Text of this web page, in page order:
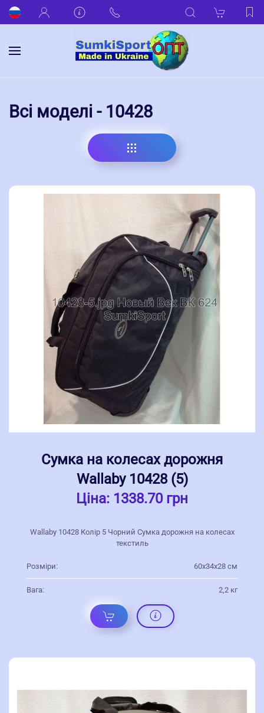
Всі моделі - 10428
Сумка на колесах дорожня
Wallaby 10428 (5)
Ціна: 1338.70 грн
Wallaby 10428 Колір 5 Чорний Сумка дорожня на колесах
текстиль
Розміри: 60х34х28 см
Вага: 2,2 кг